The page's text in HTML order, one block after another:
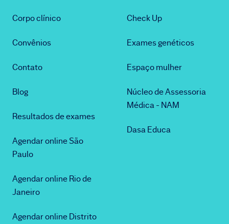
Corpo clínico
Convênios
Contato
Blog
Resultados de exames
Agendar online São
Paulo
Agendar online Rio de
Janeiro
Agendar online Distrito
Check Up
Exames genéticos
Espaço mulher
Núcleo de Assessoria
Médica - NAM
Dasa Educa